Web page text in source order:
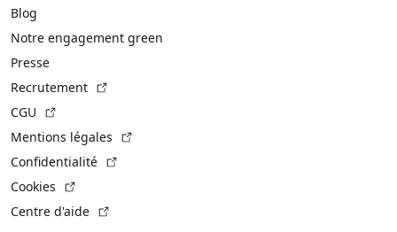
Blog
Notre engagement green
Presse
Recrutement
CGU
Mentions légales
Confidentialité
Cookies
Centre d'aide